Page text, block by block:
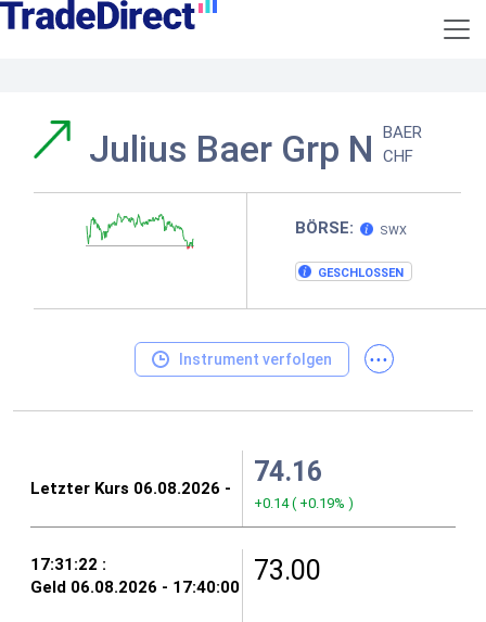
Julius Baer Grp N
BAER
CHF
BÖRSE: SWX
GESCHLOSSEN
Instrument verfolgen ...
74.16
+0.14( +0.19% )
73.00